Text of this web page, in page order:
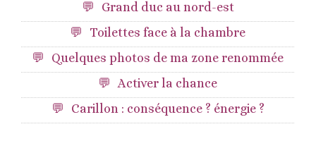
Grand duc au nord-est
Toilettes face à la chambre
Quelques photos de ma zone renommée
Activer la chance
Carillon : conséquence ? énergie ?